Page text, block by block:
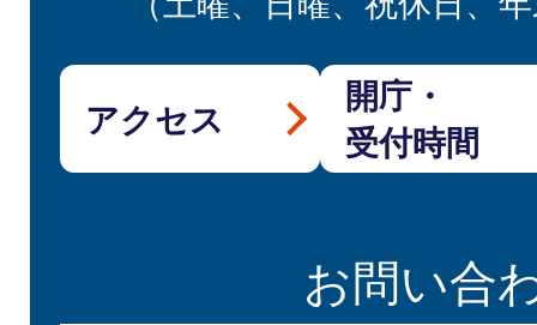
アクセス
開庁・
受付時間
お問い合